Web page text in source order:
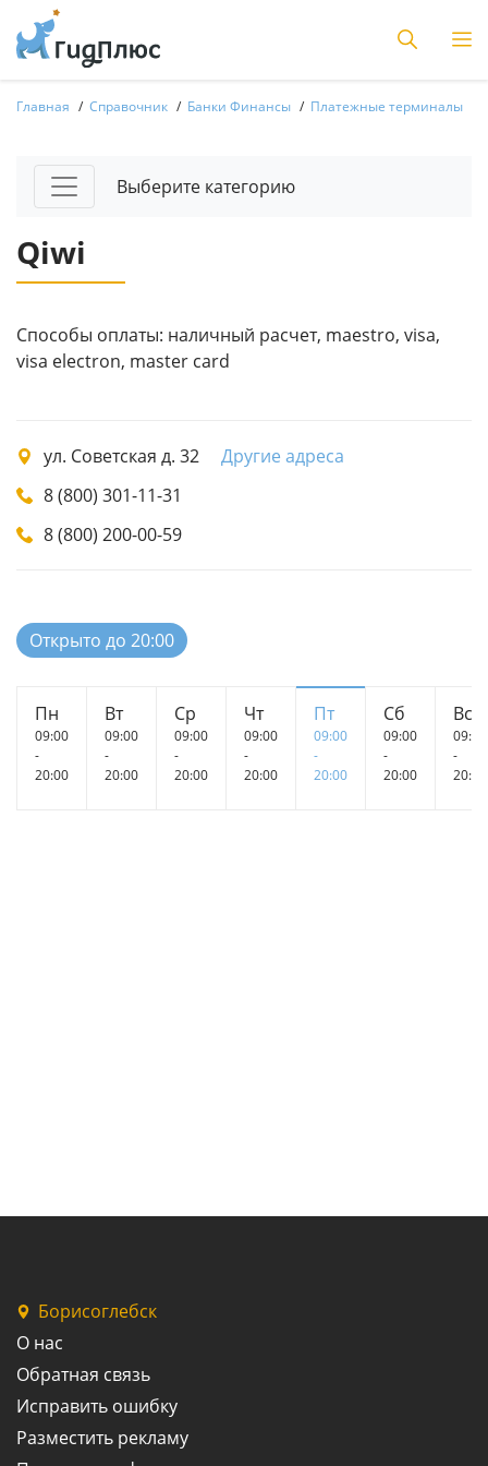
Главная Справочник Банки Финансы Платежные терминалы
Выберите категорию
Qiwi
Способы оплаты: наличный расчет, maestro, visa,
visa electron, master card
ул. Советская д. 32
Другие адреса
8 (800) 301-11-31
8 (800) 200-00-59
Открыто до 20:00
Пн
09:00
-
20:00
Вт
09:00
-
20:00
Ср
09:00
-
20:00
Чт
09:00
-
20:00
Пт
09:00
-
20:00
Сб
09:00
-
20:00
Вс
09:00
-
20:00
Борисоглебск
О нас
Обратная связь
Исправить ошибку
Разместить рекламу